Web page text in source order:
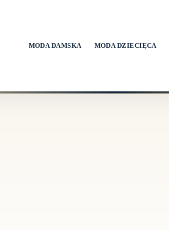
MODA DAMSKA MODA DZIECIĘCA